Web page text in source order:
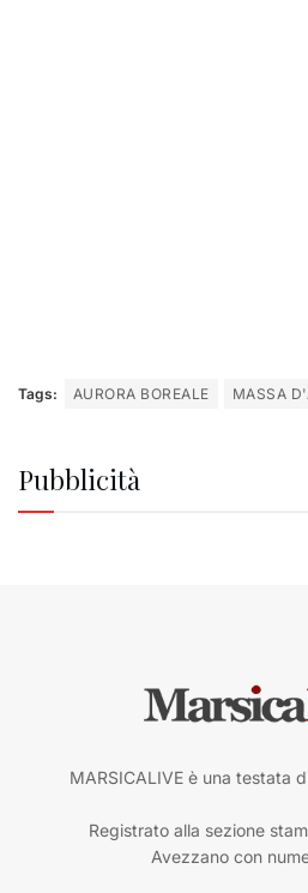
Tags: AURORA BOREALE MASSA
Pubblicità
MARSICALIVE è una testata
Registrato alla sezione
Avezzano con